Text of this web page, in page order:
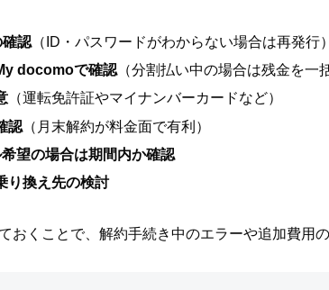
認 （ID・パスワードがわからない場合は再発行）
docomoで確認 （分割払い中の場合は残金を一
（運転免許証やマイナンバーカードなど）
認 （月末解約が料金面で有利）
望の場合は期間内か確認
り換え先の検討
おくことで、解約手続き中のエラーや追加費用